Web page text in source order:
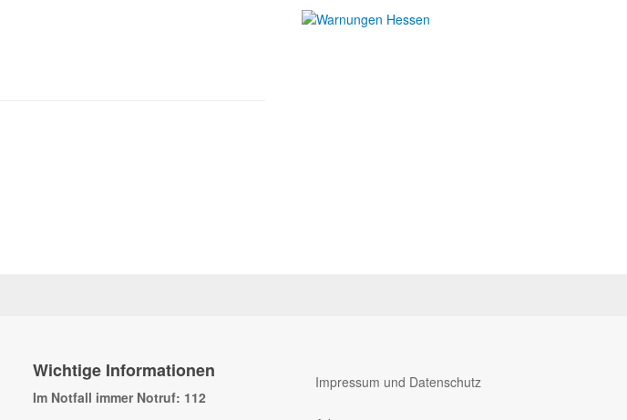
Wichtige Informationen
Im Notfall immer Notruf: 112
Impressum und Datenschutz